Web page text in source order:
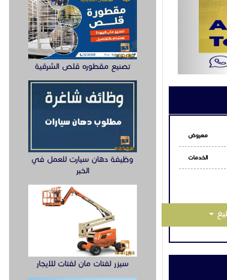
معروض
الخدمات
Toggle Dropdown
تصنيع مقطوره قلص الشرقية
وظيفة دهان سيارت للعمل في
الخبر
سيزر لفتات مان لفتات للايجار